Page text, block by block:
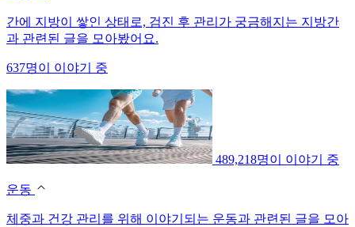
간에 지방이 쌓인 상태로, 검진 후 관리가 궁금해지는 지방간
과 관련된 글을 모아봤어요.
637명이 이야기 중
489,218명이 이야기 중
운동
체중과 건강 관리를 위해 이야기되는 운동과 관련된 글을 모아